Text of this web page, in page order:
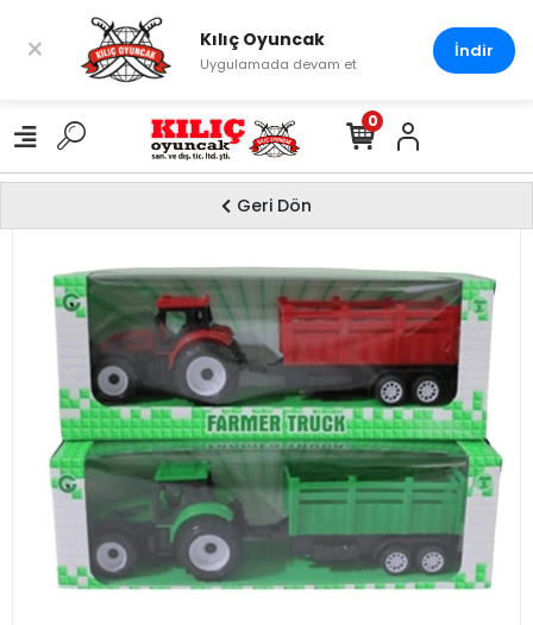
0
Geri Dön
× Kılıç Oyuncak
Uygulamada devam et
İndir